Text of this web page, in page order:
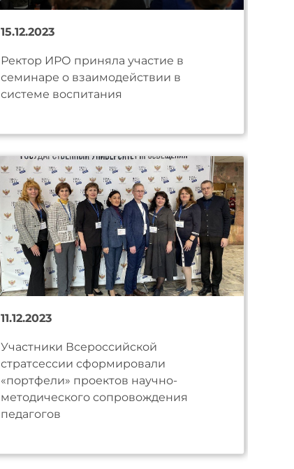
15.12.2023
Ректор ИРО приняла участие в
семинаре о взаимодействии в
системе воспитания
11.12.2023
Участники Всероссийской
стратсессии сформировали
«портфели» проектов научно-
методического сопровождения
педагогов